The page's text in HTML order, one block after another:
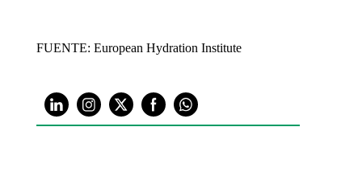
FUENTE: European Hydration Institute